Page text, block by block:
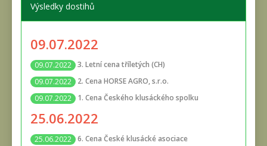
Výsledky dostihů
09.07.2022
09.07.2022 3. Letní cena tříletých (CH)
09.07.2022
2. Cena HORSE AGRO, s.r.o.
09.07.2022
1. Cena Českého klusáckého spolku
25.06.2022
25.06.2022 6. Cena České klusácké asociace